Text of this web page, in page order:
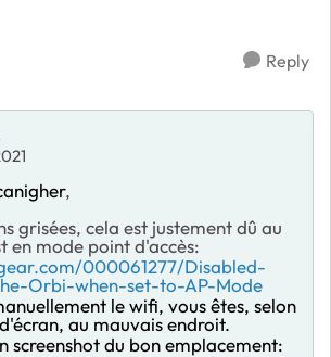
Reply
,
grisées, cela est justement dû au
en mode point d'accès:
000061277/Disabled-
Orbi-when-set-to-AP-Mode
le wifi, vous êtes, selon
au mauvais endroit.
screenshot du bon emplacement: